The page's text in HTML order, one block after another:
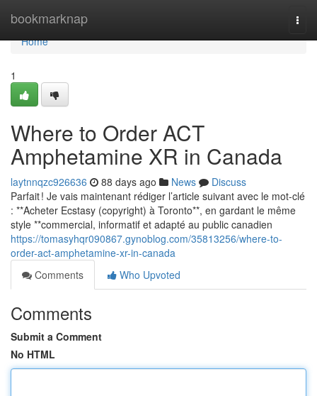
bookmarknap
Home
Home
1
Where to Order ACT
Amphetamine XR in Canada
laytnnqzc926636 88 days ago News
Discuss
Parfait ! Je vais maintenant rédiger l’article suivant avec le mot-clé
: **Acheter Ecstasy (copyright) à Toronto**, en gardant le même
style **commercial, informatif et adapté au public canadien
https://tomasyhqr090867.gynoblog.com/35813256/where-to-
order-act-amphetamine-xr-in-canada
Comments
Who Upvoted
Comments
Submit a Comment
No HTML